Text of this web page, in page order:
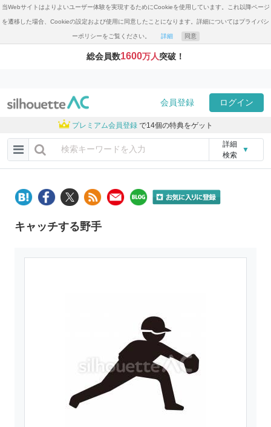
当Webサイトはよりよいユーザー体験を実現するためにCookieを使用しています。これ以降ページ
を遷移した場合、Cookieの設定および使用に同意したことになります。詳細についてはプライバシ
ーポリシーをご覧ください。 詳細 同意
総会員数1600万人突破！
会員登録 ログイン
プレミアム会員登録 で14個の特典をゲット
詳細
検索
▼
キャッチする野手